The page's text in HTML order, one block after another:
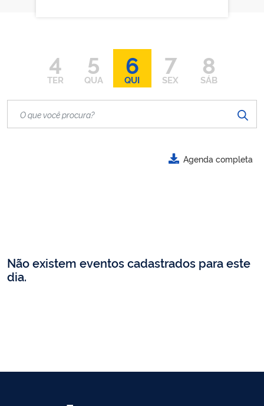
4
TER
5
QUA
6
QUI
7
SEX
8
SÁB
Agenda completa
Não existem eventos cadastrados para este
dia.